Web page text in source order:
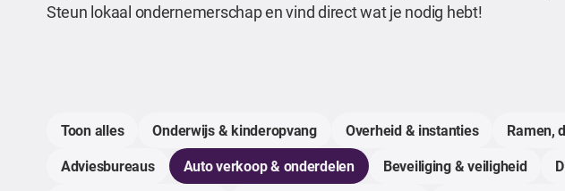
Steun lokaal ondernemerschap en vind direct wat je nodig hebt!
Toon alles Onderwijs & kinderopvang Overheid & instanties Ramen,
Adviesbureaus
Auto verkoop & onderdelen Beveiliging & veiligheid